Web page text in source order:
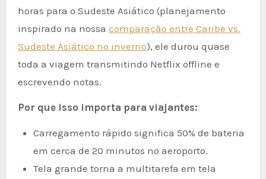
horas para o Sudeste Asiático (planejamento
inspirado na nossa comparação entre Caribe vs.
Sudeste Asiático no inverno), ele durou quase
toda a viagem transmitindo Netflix offline e
escrevendo notas.
Por que isso importa para viajantes:
Carregamento rápido significa 50% de bateria
em cerca de 20 minutos no aeroporto.
Tela grande torna a multitarefa em tela